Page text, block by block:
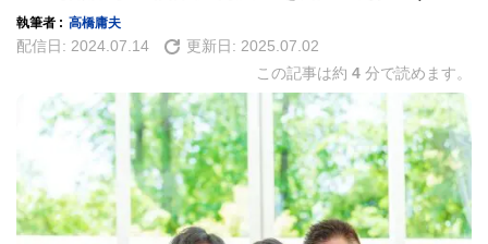
執筆者 : 高橋庸夫
配信日: 2024.07.14 更新日: 2025.07.02
この記事は約 4 分で読めます。